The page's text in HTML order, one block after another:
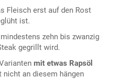
Fleisch erst auf den Rost
ist.
zehn bis zwanzig
gegrillt wird.
mit etwas Rapsöl
nicht an diesem hängen